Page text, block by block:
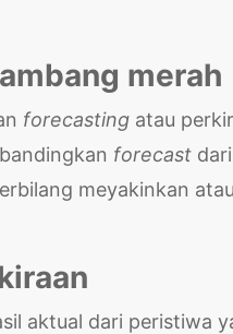
merah
forecasting atau
forecast dari
meyakinkan atau
aktual dari peristiwa